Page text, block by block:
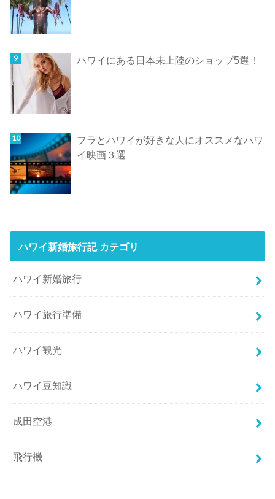
ハワイにある日本未上陸のショップ5選！
フラとハワイが好きな人にオススメなハワ
イ映画３選
ハワイ新婚旅行記 カテゴリ
ハワイ新婚旅行
ハワイ旅行準備
ハワイ観光
ハワイ豆知識
成田空港
飛行機